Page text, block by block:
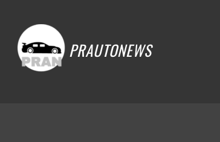
PRAUTONEWS